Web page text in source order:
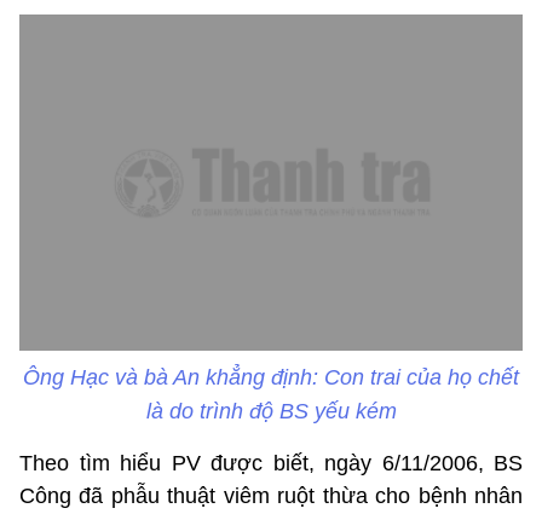
Ông Hạc và bà An khẳng định: Con trai của họ chết
là do trình độ BS yếu kém
Theo tìm hiểu PV được biết, ngày 6/11/2006, BS
Công đã phẫu thuật viêm ruột thừa cho bệnh nhân